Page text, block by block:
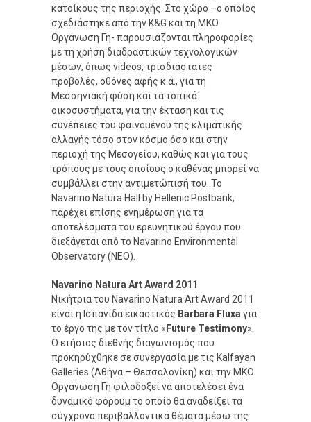
κατοίκους της περιοχής. Στο χώρο –ο οποίος
σχεδιάστηκε από την K&G και τη ΜΚΟ
Οργάνωση Γη- παρουσιάζονται πληροφορίες
με τη χρήση διαδραστικών τεχνολογικών
μέσων, όπως videos, τρισδιάστατες
προβολές, οθόνες αφής κ.ά., για τη
Μεσσηνιακή φύση και τα τοπικά
οικοσυστήματα, για την έκταση και τις
συνέπειες του φαινομένου της κλιματικής
αλλαγής τόσο στον κόσμο όσο και στην
περιοχή της Μεσογείου, καθώς και για τους
τρόπους με τους οποίους ο καθένας μπορεί να
συμβάλλει στην αντιμετώπισή του. Το
Navarino Natura Hall by Hellenic Postbank,
παρέχει επίσης ενημέρωση για τα
αποτελέσματα του ερευνητικού έργου που
διεξάγεται από το Navarino Environmental
Observatory (NEO).
Navarino Natura Art Award 2011
Νικήτρια του Navarino Natura Art Award 2011
είναι η Ισπανίδα εικαστικός Barbara Fluxa για
το έργο της με τον τίτλο «Future Testimony».
Ο ετήσιος διεθνής διαγωνισμός που
προκηρύχθηκε σε συνεργασία με τις Kalfayan
Galleries (Αθήνα – Θεσσαλονίκη) και την ΜΚΟ
Οργάνωση Γη φιλοδοξεί να αποτελέσει ένα
δυναμικό φόρουμ το οποίο θα αναδείξει τα
σύγχρονα περιβαλλοντικά θέματα μέσω της